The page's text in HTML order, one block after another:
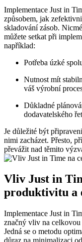
Implementace Just in
způsobem, jak
skladování zásob.
můžete setkat při
například:
Potřeba úzké
Nutnost mít
váš výrobní
Důkladné
dodavatelského
Je důležité být
nimi zacházet. Přesto,
převážit nad těmito
Vliv Just in
produktivitu a
Implementace Just in
značný vliv na
Jedná se o metodu